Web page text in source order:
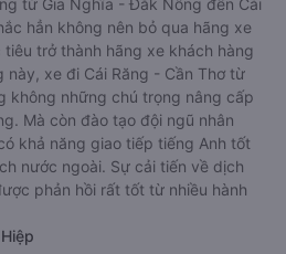
từ Gia Nghĩa - Đắk Nông đến Cái
hẳn không nên bỏ qua hãng xe
tiêu trở thành hãng xe khách hàng
này, xe đi Cái Răng - Cần Thơ từ
không những chú trọng nâng cấp
Mà còn đào tạo đội ngũ nhân
khả năng giao tiếp tiếng Anh tốt
nước ngoài. Sự cải tiến về dịch
phản hồi rất tốt từ nhiều hành